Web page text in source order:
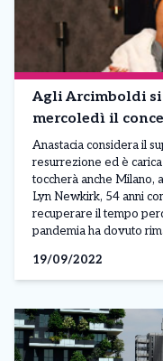
Agli Arcimboldi
mercoledì il
Anastacia considera il
resurrezione ed è
toccherà anche Milano,
Lyn Newkirk, 54 anni
recuperare il tempo
pandemia ha dovuto
19/09/2022